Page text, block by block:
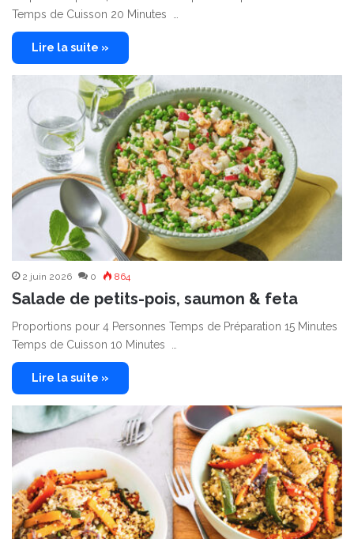
Temps de Cuisson 20 Minutes …
Lire la suite »
2 juin 2026 0 864
Salade de petits-pois, saumon & feta
Proportions pour 4 Personnes Temps de Préparation 15 Minutes
Temps de Cuisson 10 Minutes …
Lire la suite »